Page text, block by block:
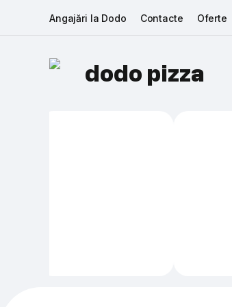
Angajări la Dodo Contacte Oferte
dodo pizza